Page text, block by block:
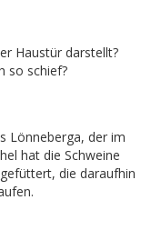
Haustür darstellt?
so schief?
Lönneberga, der im
hat die Schweine
die daraufhin